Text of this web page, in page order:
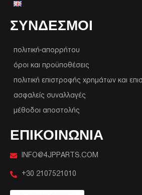
ΣΥΝΔΕΣΜΟΙ
πολιτική-απορρήτου
όροι και προϋποθέσεις
πολιτική επιστροφής χρημάτων και
ασφαλείς συναλλαγές
μέθοδοι αποστολής
ΕΠΙΚΟΙΝΩΝΙΑ
INFO@4JPPARTS.COM
+30 2107521010